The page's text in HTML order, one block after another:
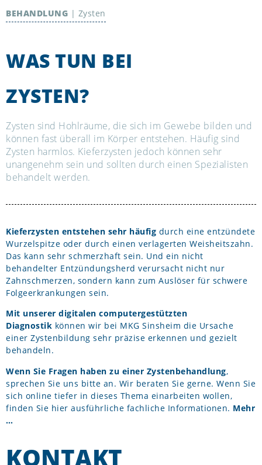
BEHANDLUNG | Zysten
WAS TUN BEI
ZYSTEN?
Zysten sind Hohlräume, die sich im Gewebe bilden und
können fast überall im Körper entstehen. Häufig sind
Zysten harmlos. Kieferzysten jedoch können sehr
unangenehm sein und sollten durch einen Spezialisten
behandelt werden.
Kieferzysten entstehen sehr häufig durch eine entzündete
Wurzelspitze oder durch einen verlagerten Weisheitszahn.
Das kann sehr schmerzhaft sein. Und ein nicht
behandelter Entzündungsherd verursacht nicht nur
Zahnschmerzen, sondern kann zum Auslöser für schwere
Folgeerkrankungen sein.
Mit unserer digitalen computergestützten
Diagnostik können wir bei MKG Sinsheim die Ursache
einer Zystenbildung sehr präzise erkennen und gezielt
behandeln.
Wenn Sie Fragen haben zu einer Zystenbehandlung,
sprechen Sie uns bitte an. Wir beraten Sie gerne. Wenn Sie
sich online tiefer in dieses Thema einarbeiten wollen,
finden Sie hier ausführliche fachliche Informationen. Mehr
…
KONTAKT